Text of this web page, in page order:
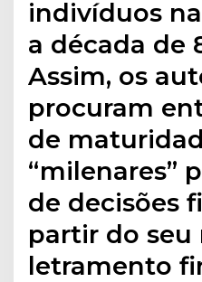
indivíduos
a década de
Assim, os
procuram
de
“milenares”
de decisões
partir do seu
letramento